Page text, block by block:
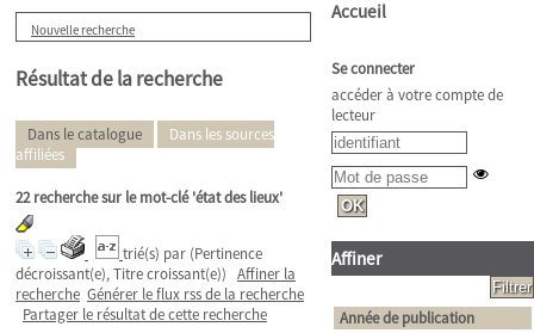
Nouvelle recherche
Résultat de la recherche
Dans le catalogue
Dans les sources
affiliées
22recherche sur le mot-clé'état des lieux'
trié(s) par (Pertinence
décroissant(e), Titre croissant(e)) Affiner la
recherche Générer le flux rss de la recherche
Partager le résultat de cette recherche
Accueil
Se connecter
accéder à votre compte de
lecteur
Affiner
Année de publication